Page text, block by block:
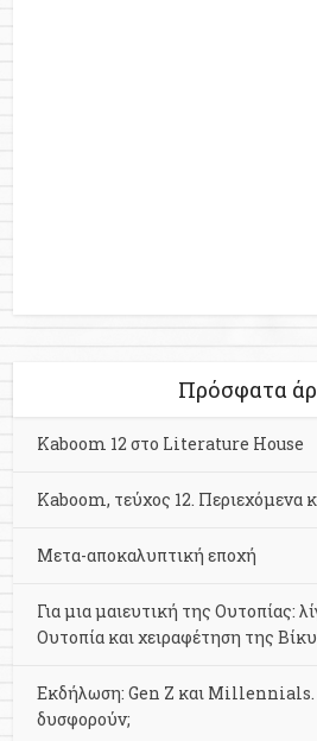
Πρόσφατα
Kaboom 12 στο Literature House
Kaboom, τεύχος 12. Περιεχόμενα
Μετα-αποκαλυπτική εποχή
Για μια μαιευτική της Ουτοπίας:
Ουτοπία και χειραφέτηση της
Εκδήλωση: Gen Z και Millennials.
δυσφορούν;